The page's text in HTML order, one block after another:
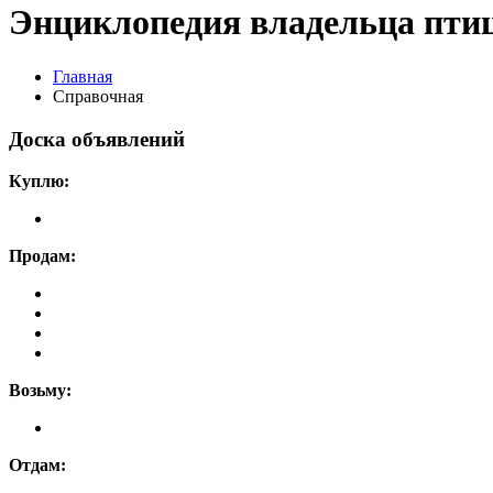
Энциклопедия владельца
Главная
Справочная
Доска объявлений
Куплю:
Продам:
Возьму:
Отдам: